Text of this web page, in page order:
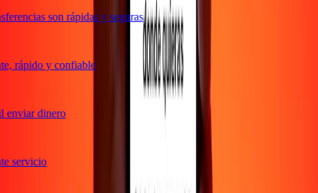
son rápidas y seguras
rápido y confiable
dinero
servicio